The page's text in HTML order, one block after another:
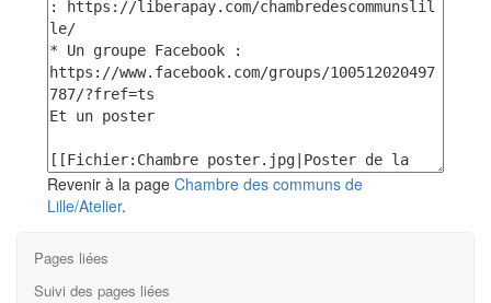
Revenir à la page Chambre des communs de
Lille/Atelier.
Pages liées
Suivi des pages liées